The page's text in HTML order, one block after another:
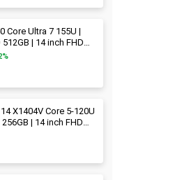
Core Ultra 7 155U |
| 14 inch FHD
new
X1404V Core 5-120U
| 14 inch FHD
Blue - New Fullbox